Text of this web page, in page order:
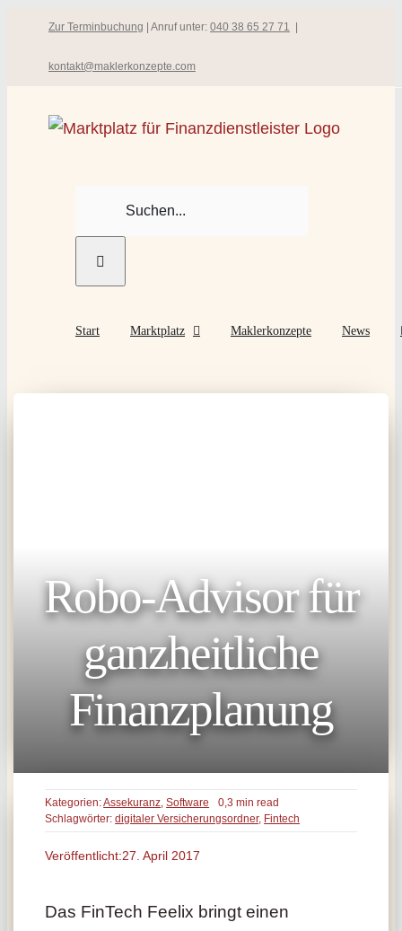
springen
Zur Terminbuchung | Anruf unter: 040 38 65 27 71
kontakt@maklerkonzepte.com
Start Marktplatz Maklerkonzepte News
Robo-Advisor für
ganzheitliche
Finanzplanung
Kategorien:Assekuranz ,Software
0,3 min read
Schlagwörter:digitaler Versicherungsordner, Fintech
Veröffentlicht:27. April 2017
Das FinTech Feelix bringt einen